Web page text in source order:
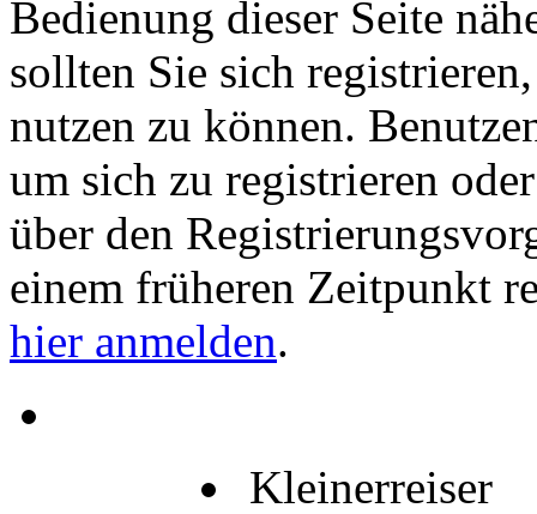
Bedienung dieser Seite
sollten Sie sich
nutzen zu können.
um sich zu registrieren
über den
einem früheren Zeitpunkt
hier anmelden.
Kleinerreiser